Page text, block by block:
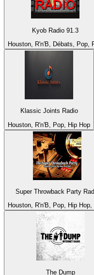
Kyob Radio 91.3
Houston, R'n'B, Débats, Pop,
Klassic Joints Radio
Houston, R'n'B, Pop, Hip Hop
Super Throwback Party
Houston, R'n'B, Pop, Hip Hop,
The Dump